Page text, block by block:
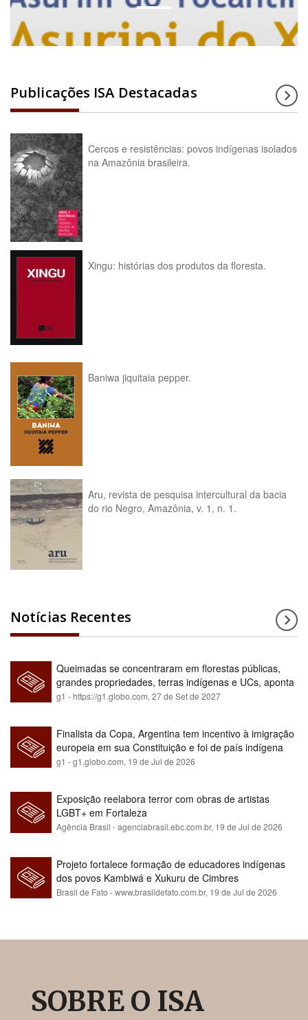
Publicações ISA Destacadas
Cercos e resistências: povos indígenas isolados
na Amazônia brasileira.
Xingu: histórias dos produtos da floresta.
Baniwa jiquitaia pepper.
Aru, revista de pesquisa intercultural da bacia
do rio Negro, Amazônia, v. 1, n. 1.
Notícias Recentes
Queimadas se concentraram em florestas públicas,
grandes propriedades, terras indígenas e UCs, aponta
relatório
g1 - https://g1.globo.com,27 de Set de 2027
Finalista da Copa, Argentina tem incentivo à imigração
europeia em sua Constituição e foi de país indígena
para maioria branca
g1 - g1.globo.com, 19 de Jul de 2026
Exposição reelabora terror com obras de artistas
LGBT+ em Fortaleza
Agência Brasil - agenciabrasil.ebc.com.br, 19 de Jul de 2026
Projeto fortalece formação de educadores indígenas
dos povos Kambiwá e Xukuru de Cimbres
Brasil de Fato - www.brasildefato.com.br, 19 de Jul de 2026
SOBRE O ISA